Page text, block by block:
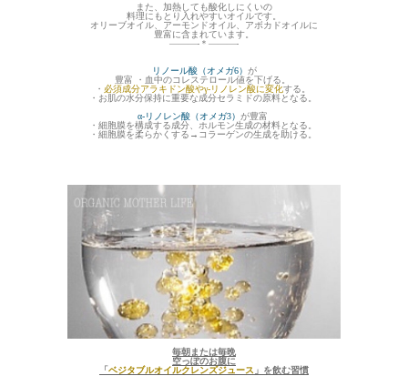
また、加熱しても酸化しにくいの
料理にもとり入れやすいオイルです。
オリーブオイル、アーモンドオイル、アボカドオイルに
豊富に含まれています。
———-＊———-
リノール酸（オメガ6） が
豊富 ・血中のコレステロール値を下げる。
・ 必須成分アラキドン酸やγ-リノレン酸に変化する。
・お肌の水分保持に重要な成分セラミドの原料となる。
α-リノレン酸（オメガ3） が豊富
・細胞膜を構成する成分、ホルモン生成の材料となる。
・細胞膜を柔らかくする→コラーゲンの生成を助ける。
毎朝または毎晩
空っぽのお腹に
「ベジタブルオイルクレンズジュース 」を飲む習慣